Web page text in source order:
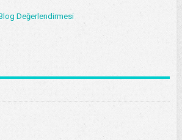
Blog Değerlendirmesi